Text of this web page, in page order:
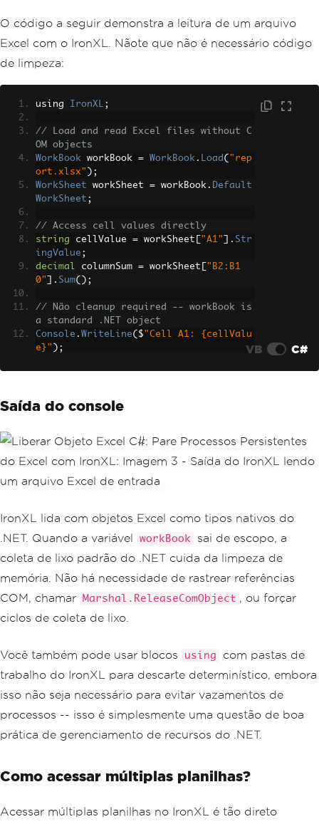
O código a seguir demonstra a leitura de um arquivo
Excel com o IronXL. Nãote que não é necessário código
de limpeza:
using IronXL ;
// Load and read Excel files without C
OM objects
WorkBook workBook = WorkBook . Load ( "rep
ort.xlsx" );
WorkSheet workSheet = workBook . Default
WorkSheet ;
// Access cell values directly
string cellValue = workSheet "A1" ]. Str
ingValue ;
decimal columnSum = workSheet
"B2:B1
0"
]. Sum();
// Não cleanup required -- workBook is
a standard .NET object
Console . WriteLine( $ "Cell A1: {cellValu
e}" );
VB C#
Saída do console
IronXL lida com objetos Excel como tipos nativos do
.NET. Quando a variável
workBook
sai de escopo, a
coleta de lixo padrão do .NET cuida da limpeza de
memória. Não há necessidade de rastrear referências
COM, chamar
Marshal.ReleaseComObject , ou forçar
ciclos de coleta de lixo.
Você também pode usar blocos using
com pastas de
trabalho do IronXL para descarte determinístico, embora
isso não seja necessário para evitar vazamentos de
processos -- isso é simplesmente uma questão de boa
prática de gerenciamento de recursos do .NET.
Como acessar múltiplas planilhas?
Acessar múltiplas planilhas no IronXL é tão direto